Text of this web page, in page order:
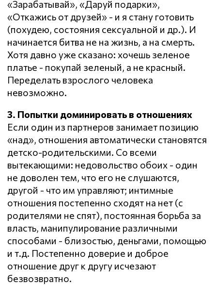
«Зарабатывай», «Даруй подарки»,
«Откажись от друзей» - и я стану готовить
(похудею, состояния сексуальной и др.). И
начинается битва не на жизнь, а на смерть.
Хотя давно уже сказано: хочешь зеленое
платье - покупай зеленый, а не красный.
Переделать взрослого человека
невозможно.
3. Попытки доминировать в отношениях
Если один из партнеров занимает позицию
«над», отношения автоматически становятся
детско-родительскими. Со всеми
вытекающими: недовольство обоих - один
не доволен тем, что его не слушаются,
другой - что им управляют; интимные
отношения постепенно сходят на нет (с
родителями не спят), постоянная борьба за
власть, манипулирование различными
способами - близостью, деньгами, помощью
и т.д. Постепенно доверие и доброе
отношение друг к другу исчезают
безвозвратно.